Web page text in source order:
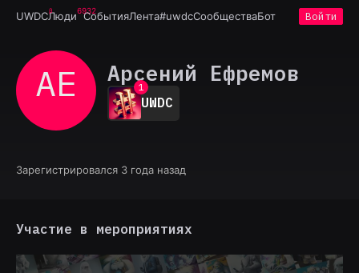
UWDCЛюди6932
СобытияЛента#uwdcСообществаБот Войти
АЕ Арсений Ефремов
0
1
2
3
6
UWDC
Зарегистрировался 3 года назад
Участие в мероприятиях